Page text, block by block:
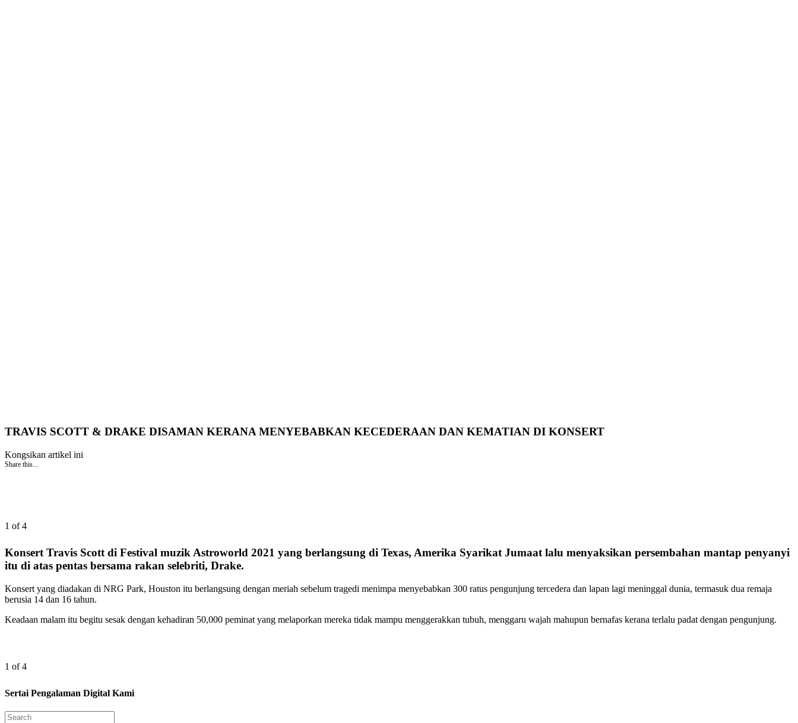
TRAVIS SCOTT & DRAKE DISAMAN KERANA MENYEBABKAN KECEDERAAN DAN KEMATIAN DI KONSERT
Kongsikan artikel ini
Share this...
1 of 4
Konsert Travis Scott di Festival muzik Astroworld 2021 yang berlangsung di Texas, Amerika Syarikat Jumaat lalu menyaksikan persembahan mantap penyanyi
itu di atas pentas bersama rakan selebriti, Drake.
Konsert yang diadakan di NRG Park, Houston itu berlangsung dengan meriah sebelum tragedi menimpa menyebabkan 300 ratus pengunjung tercedera dan lapan lagi meninggal dunia, termasuk dua remaja
berusia 14 dan 16 tahun.
Keadaan malam itu begitu sesak dengan kehadiran 50,000 peminat yang melaporkan mereka tidak mampu menggerakkan tubuh, menggaru wajah mahupun bernafas kerana terlalu padat dengan pengunjung.
1 of 4
Sertai Pengalaman Digital Kami